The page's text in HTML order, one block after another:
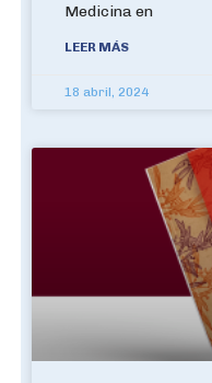
Medicina en
LEER MÁS
18 abril, 2024